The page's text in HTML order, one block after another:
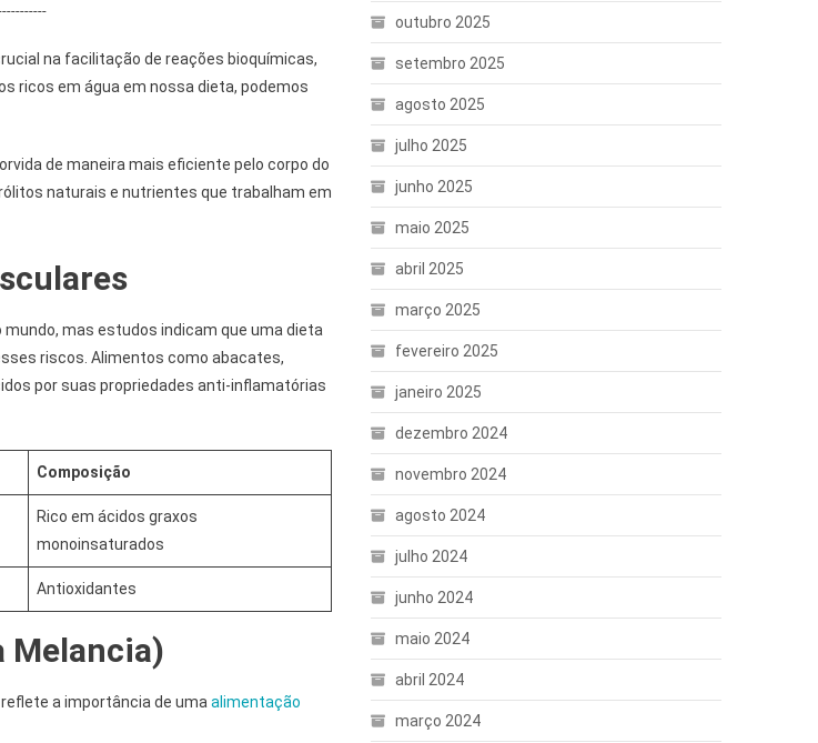
na facilitação de reações bioquímicas,
ricos em água em nossa dieta, podemos
de maneira mais eficiente pelo corpo do
naturais e nutrientes que trabalham em
mas estudos indicam que uma dieta
riscos. Alimentos como abacates,
por suas propriedades anti-inflamatórias
Composição
Rico em ácidos graxos
monoinsaturados
Antioxidantes
Melancia)
a importância de uma alimentação
outubro 2025
setembro 2025
agosto 2025
julho 2025
junho 2025
maio 2025
abril 2025
março 2025
fevereiro 2025
janeiro 2025
dezembro 2024
novembro 2024
agosto 2024
julho 2024
junho 2024
maio 2024
abril 2024
março 2024